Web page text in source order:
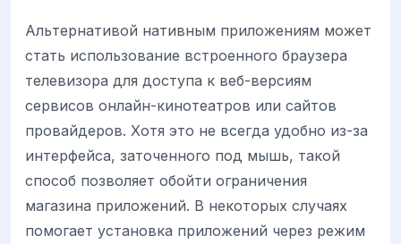
Альтернативой нативным приложениям может
стать использование встроенного браузера
телевизора для доступа к веб-версиям
сервисов онлайн-кинотеатров или сайтов
провайдеров. Хотя это не всегда удобно из-за
интерфейса, заточенного под мышь, такой
способ позволяет обойти ограничения
магазина приложений. В некоторых случаях
помогает установка приложений через режим